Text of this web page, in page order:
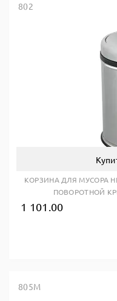
802
КОРЗИНА ДЛЯ МУСОРА
ПОВОРОТНОЙ
1 101.00
805M